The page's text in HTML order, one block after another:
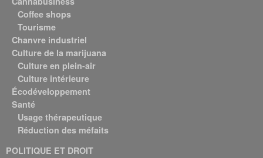
Coffee shops
Tourisme
Chanvre industriel
Culture de la marijuana
Culture en plein-air
Culture intérieure
Écodéveloppement
Santé
Usage thérapeutique
Réduction des méfaits
POLITIQUE ET DROIT